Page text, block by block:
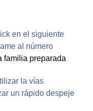
en el siguiente
al número
familia preparada
la vías
un rápido despeje